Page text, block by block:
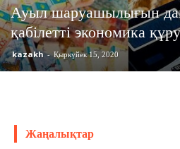
Ауыл шаруашылығын
қабілетті экономика
kazakh - Қыркүйек 15, 2020
Жаңалықтар